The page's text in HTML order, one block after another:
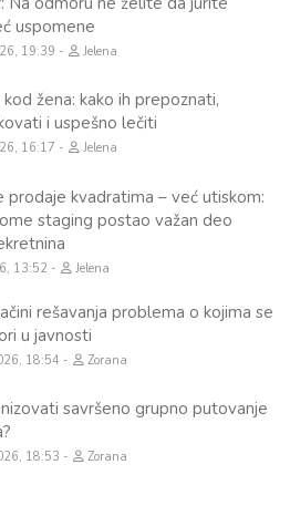
uspomene
19:39 Jelena
žena: kako ih prepoznati,
i uspešno lečiti
16:17 Jelena
prodaje kvadratima – već utiskom:
staging postao važan deo
13:52 Jelena
rešavanja problema o kojima se
u javnosti
18:54 Zorana
savršeno grupno putovanje
18:53 Zorana